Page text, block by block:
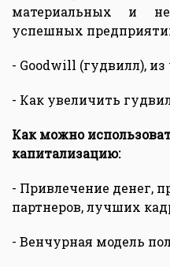
материальных и
успешных
- Goodwill (гудвилл), из
- Как увеличить
Как можно
капитализацию:
- Привлечение денег,
партнеров, лучших
- Венчурная модель